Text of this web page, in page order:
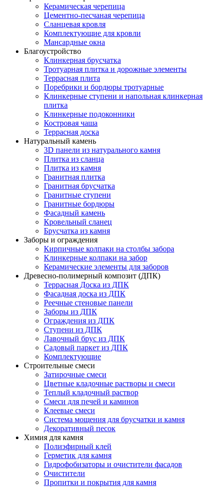
Керамическая черепица
Цементно-песчаная черепица
Сланцевая кровля
Комплектующие для кровли
Мансардные окна
Благоустройство
Клинкерная брусчатка
Тротуарная плитка и дорожные элементы
Террасная плита
Поребрики и бордюры тротуарные
Клинкерные ступени и напольная клинкерная
плитка
Клинкерные подоконники
Костровая чаша
Террасная доска
Натуральный камень
3D панели из натурального камня
Плитка из сланца
Плитка из камня
Гранитная плитка
Гранитная брусчатка
Гранитные ступени
Гранитные бордюры
Фасадный камень
Кровельный сланец
Брусчатка из камня
Заборы и ограждения
Кирпичные колпаки на столбы забора
Клинкерные колпаки на забор
Керамические элементы для заборов
Древесно-полимерный композит (ДПК)
Террасная Доска из ДПК
Фасадная доска из ДПК
Реечные стеновые панели
Заборы из ДПК
Ограждения из ДПК
Ступени из ДПК
Лавочный брус из ДПК
Садовый паркет из ДПК
Комплектующие
Строительные смеси
Затирочные смеси
Цветные кладочные растворы и смеси
Теплый кладочный раствор
Смеси для печей и каминов
Клеевые смеси
Система мощения для брусчатки и камня
Декоративный песок
Химия для камня
Полиэфирный клей
Герметик для камня
Гидрофобизаторы и очистители фасадов
Очистители
Пропитки и покрытия для камня